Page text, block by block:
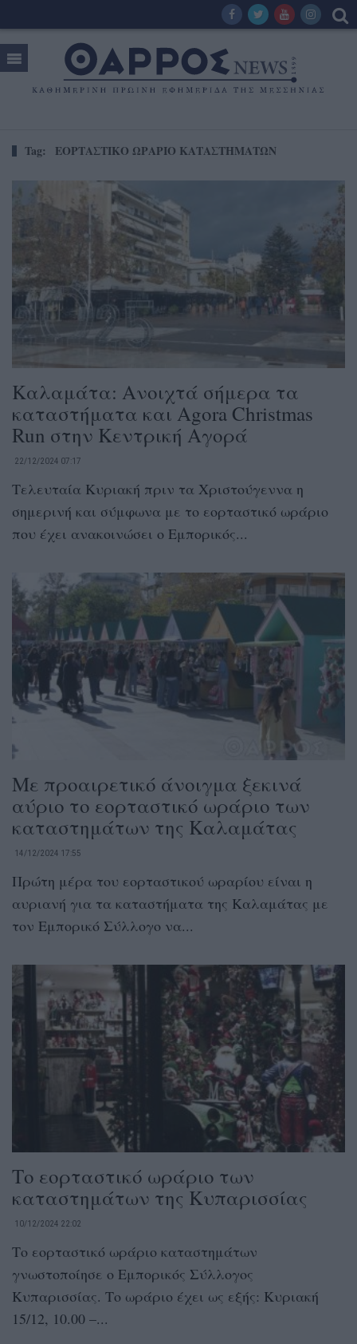
Tag: ΕΟΡΤΑΣΤΙΚΟ ΩΡΑΡΙΟ ΚΑΤΑΣΤΗΜΑΤΩΝ
Καλαμάτα: Ανοιχτά σήμερα τα
καταστήματα και Agora Christmas
Run στην Κεντρική Αγορά
22/12/2024 07:17
Τελευταία Κυριακή πριν τα Χριστούγεννα η
σημερινή και σύμφωνα με το εορταστικό ωράριο
που έχει ανακοινώσει ο Εμπορικός...
Με προαιρετικό άνοιγμα ξεκινά
αύριο το εορταστικό ωράριο των
καταστημάτων της Καλαμάτας
14/12/2024 17:55
Πρώτη μέρα του εορταστικού ωραρίου είναι η
αυριανή για τα καταστήματα της Καλαμάτας με
τον Εμπορικό Σύλλογο να...
Το εορταστικό ωράριο των
καταστημάτων της Κυπαρισσίας
10/12/2024 22:02
Το εορταστικό ωράριο καταστημάτων
γνωστοποίησε ο Εμπορικός Σύλλογος
Κυπαρισσίας. Το ωράριο έχει ως εξής: Κυριακή
15/12, 10.00 –...